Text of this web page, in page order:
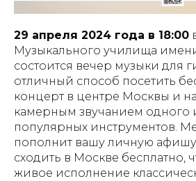
29 апреля 2024 года в 18:00
Музыкального училища
состоится вечер музыки для
отличный способ посетить
концерт в центре Москвы и
камерным звучанием одного
популярных инструментов.
пополнит вашу личную
сходить в Москве бесплатно,
живое исполнение